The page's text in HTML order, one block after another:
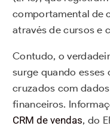
comportamental de
através de cursos e
Contudo, o
surge quando esses
cruzados com
financeiros.
CRM de vendas, do